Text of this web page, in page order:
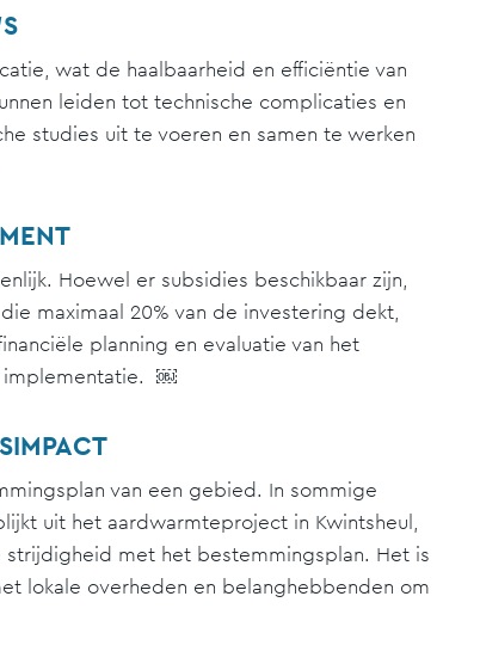
wat de haalbaarheid en efficiëntie van
leiden tot technische complicaties en
studies uit te voeren en samen te werken
Hoewel er subsidies beschikbaar zijn,
maximaal 20% van de investering dekt,
planning en evaluatie van het
implementatie. ￼
van een gebied. In sommige
uit het aardwarmteproject in Kwintsheul,
met het bestemmingsplan. Het is
lokale overheden en belanghebbenden om